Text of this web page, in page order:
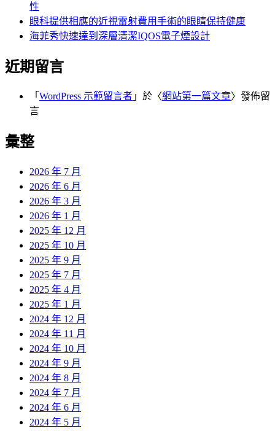
性
眼科提供相應的近視雷射費用手術的眼睛保持健康
海菲秀快速達到深層清潔IQOS電子煙設計
近期留言
「 WordPress 示範留言者 」於〈網站第一篇文章〉發佈留
言
彙整
2026 年 7 月
2026 年 6 月
2026 年 3 月
2026 年 1 月
2025 年 12 月
2025 年 10 月
2025 年 9 月
2025 年 7 月
2025 年 4 月
2025 年 1 月
2024 年 12 月
2024 年 11 月
2024 年 10 月
2024 年 9 月
2024 年 8 月
2024 年 7 月
2024 年 6 月
2024 年 5 月